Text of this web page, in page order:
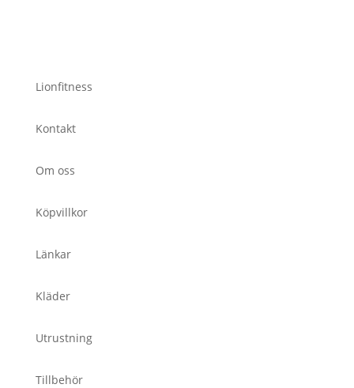
Lionfitness
Kontakt
Om oss
Köpvillkor
Länkar
Kläder
Utrustning
Tillbehör